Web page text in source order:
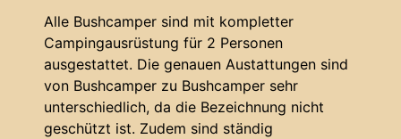
Alle Bushcamper sind mit kompletter
Campingausrüstung für 2 Personen
ausgestattet. Die genauen Austattungen sind
von Bushcamper zu Bushcamper sehr
unterschiedlich, da die Bezeichnung nicht
geschützt ist. Zudem sind ständig